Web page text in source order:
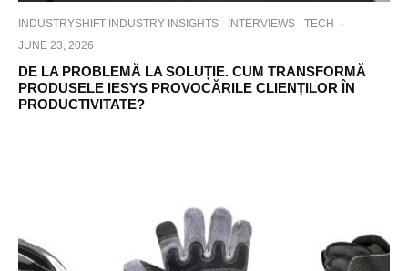
INDUSTRYSHIFT INDUSTRY INSIGHTS INTERVIEWS TECH
·
JUNE 23, 2026
DE LA PROBLEMĂ LA SOLUȚIE. CUM TRANSFORMĂ
PRODUSELE IESYS PROVOCĂRILE CLIENȚILOR ÎN
PRODUCTIVITATE?